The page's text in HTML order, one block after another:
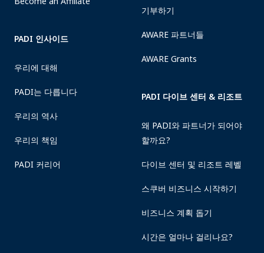
PADI 인사이드
우리에 대해
PADI는 다릅니다
우리의 역사
우리의 책임
PADI 커리어
기부하기
AWARE 파트너들
AWARE Grants
PADI 다이브 센터 & 리조트
왜 PADI와 파트너가 되어야
할까요?
다이브 센터 및 리조트 레벨
스쿠버 비즈니스 시작하기
비즈니스 계획 돕기
시간은 얼마나 걸리나요?